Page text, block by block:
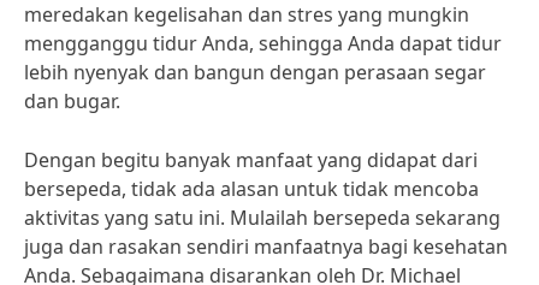
meredakan kegelisahan dan stres yang mungkin
mengganggu tidur Anda, sehingga Anda dapat tidur
lebih nyenyak dan bangun dengan perasaan segar
dan bugar.
Dengan begitu banyak manfaat yang didapat dari
bersepeda, tidak ada alasan untuk tidak mencoba
aktivitas yang satu ini. Mulailah bersepeda sekarang
juga dan rasakan sendiri manfaatnya bagi kesehatan
Anda. Sebagaimana disarankan oleh Dr. Michael